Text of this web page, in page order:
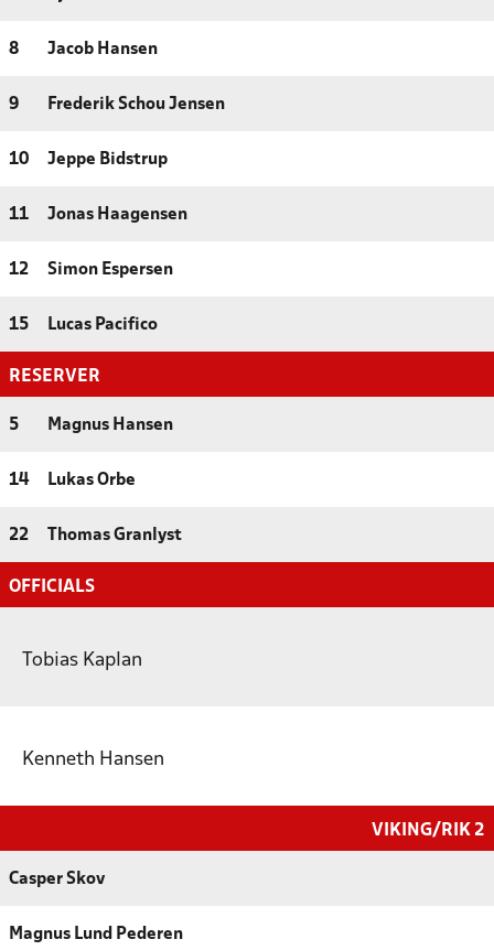
8 Jacob Hansen
9 Frederik Schou Jensen
10 Jeppe Bidstrup
11 Jonas Haagensen
12 Simon Espersen
15 Lucas Pacifico
RESERVER
5 Magnus Hansen
14 Lukas Orbe
22 Thomas Granlyst
OFFICIALS
Tobias Kaplan
Kenneth Hansen
VIKING/RIK 2
Casper Skov
Magnus Lund Pederen